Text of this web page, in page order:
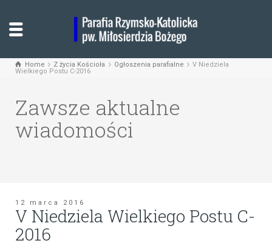
Home Z życia Kościoła Ogłoszenia parafialne
V Niedziela
Wielkiego Postu C-2016
Zawsze aktualne
wiadomości
12 marca 2016
V Niedziela Wielkiego Postu C-
2016